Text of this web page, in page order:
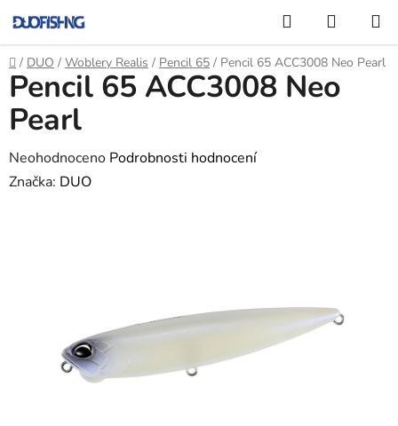
na
obsah
Hledat
KOŠÍK
Domů
/ DUO / Woblery Realis / Pencil 65 / Pencil 65 ACC3008 Neo Pearl
Pencil 65 ACC3008 Neo
Pearl
Průměrné
hodnocení
Neohodnoceno Podrobnosti hodnocení
Značka: DUO